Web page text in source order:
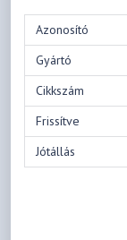
Azonosító
Gyártó
Cikkszám
Frissítve
Jótállás